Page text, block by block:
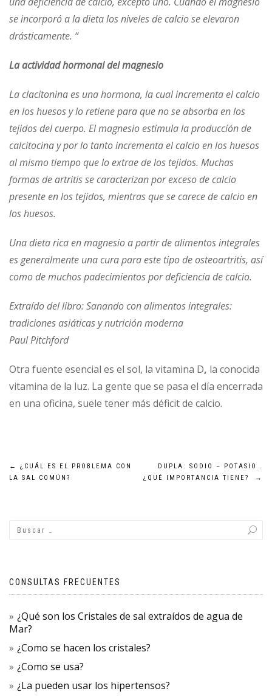
se incorporó a la dieta los niveles de calcio se elevaron
drásticamente. “
La actividad hormonal del magnesio
La clacitonina es una hormona, la cual incrementa el calcio
en los huesos y lo retiene para que no se absorba en los
tejidos del cuerpo. El magnesio estimula la producción de
calcitocina y por lo tanto incrementa el calcio en los huesos
al mismo tiempo que lo extrae de los tejidos. Muchas
formas de artritis se caracterizan por exceso de calcio
presente en los tejidos, mientras que se carece de calcio en
los huesos.
Una dieta rica en magnesio a partir de alimentos integrales
es generalmente una cura para este tipo de osteoartritis, así
como de muchos padecimientos por deficiencia de calcio.
Extraído del libro: Sanando con alimentos integrales:
tradiciones asiáticas y nutrición moderna
Paul Pitchford
Otra fuente esencial es el sol, la vitamina D, la conocida
vitamina de la luz. La gente que se pasa el día encerrada
en una oficina, suele tener más déficit de calcio.
Navegación
entradas
←
¿CUÁL ES EL PROBLEMA CON
LA SAL COMÚN?
DUPLA: SODIO – POTASIO .
¿QUÉ IMPORTANCIA TIENE?
→
CONSULTAS FRECUENTES
¿Qué son los Cristales de sal extraídos de agua de
Mar?
¿Como se hacen los cristales?
¿Como se usa?
¿La pueden usar los hipertensos?